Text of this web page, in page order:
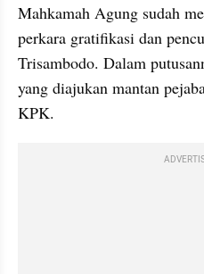
Mahkamah Agung sudah
perkara gratifikasi dan
Trisambodo. Dalam
yang diajukan mantan
KPK.